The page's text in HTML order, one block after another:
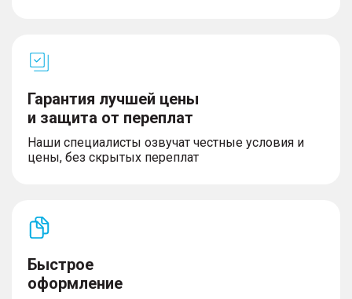
Гарантия лучшей цены
и защита от переплат
Наши специалисты озвучат честные условия и
цены, без скрытых переплат
Быстрое
оформление